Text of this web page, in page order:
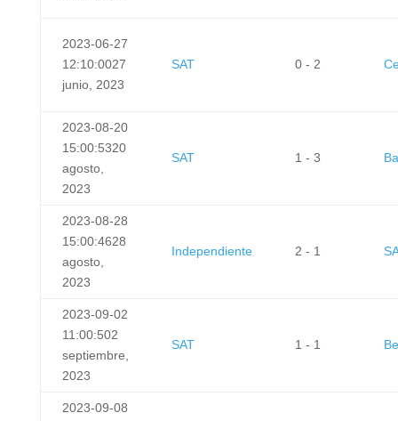
2023-06-27
12:10:0027
junio, 2023
SAT 0 - 2
2023-08-20
15:00:5320
agosto,
2023
SAT 1 - 3
2023-08-28
15:00:4628
agosto,
2023
Independiente 2 - 1
2023-09-02
11:00:502
septiembre,
2023
SAT 1 - 1
2023-09-08